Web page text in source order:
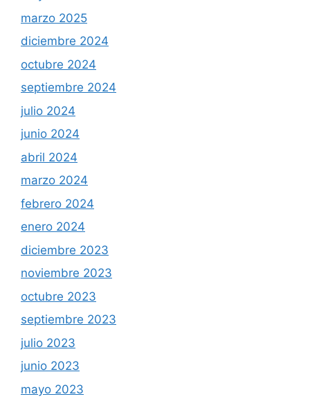
marzo 2025
diciembre 2024
octubre 2024
septiembre 2024
julio 2024
junio 2024
abril 2024
marzo 2024
febrero 2024
enero 2024
diciembre 2023
noviembre 2023
octubre 2023
septiembre 2023
julio 2023
junio 2023
mayo 2023